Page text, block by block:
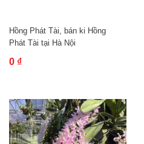
Hồng Phát Tài, bán ki Hồng
Phát Tài tại Hà Nội
0 ₫